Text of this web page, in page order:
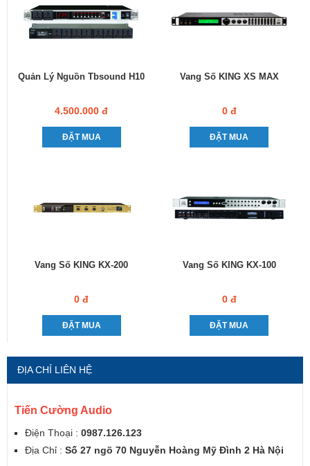
Quản Lý Nguồn Tbsound H10
4.500.000 đ
ĐẶT MUA
Vang Số KING XS MAX
0 đ
ĐẶT MUA
Vang Số KING KX-200
0 đ
ĐẶT MUA
Vang Số KING KX-100
0 đ
ĐẶT MUA
ĐỊA CHỈ LIÊN HỆ
Tiến Cường Audio
Điện Thoại : 0987.126.123
Địa Chỉ : Số 27 ngõ 70 Nguyễn Hoàng Mỹ Đình 2 Hà Nội